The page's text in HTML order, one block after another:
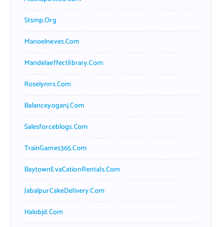
Stsmp.org
Manoelneves.com
Mandelaeffectlibrary.com
Roselynns.com
Balanceyoganj.com
Salesforceblogs.com
TrainGames365.com
BaytownEvaCationRentals.com
JabalpurCakeDelivery.com
Halobjd.com